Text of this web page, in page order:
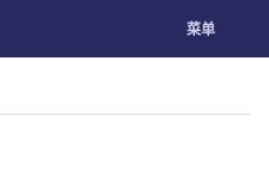
切换导航
菜单